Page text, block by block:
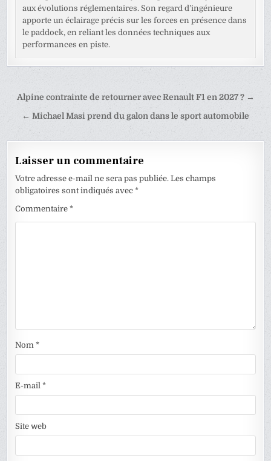
aux évolutions réglementaires. Son regard d’ingénieure
apporte un éclairage précis sur les forces en présence dans
le paddock, en reliant les données techniques aux
performances en piste.
Navigation
de
Alpine contrainte de retourner avec Renault F1 en 2027 ? →
← Michael Masi prend du galon dans le sport automobile
Laisser un commentaire
Votre adresse e-mail ne sera pas publiée. Les champs
obligatoires sont indiqués avec*
Commentaire*
Nom*
E-mail*
Site web